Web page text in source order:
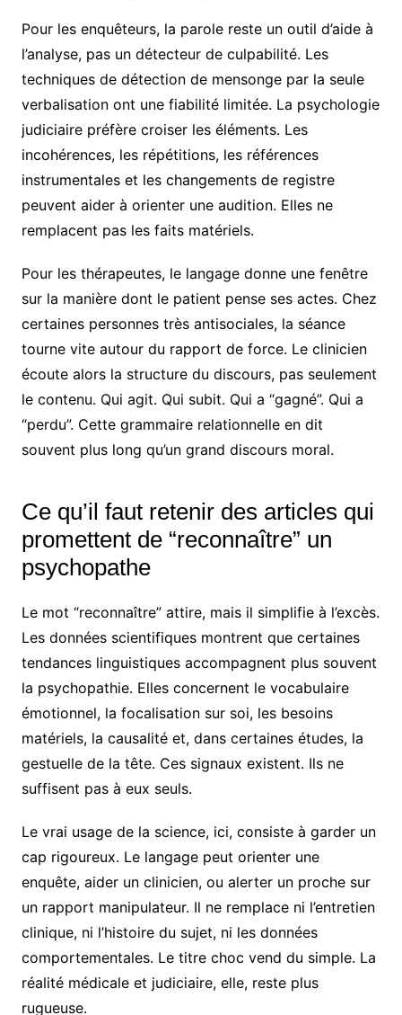
Pour les enquêteurs, la parole reste un outil d’aide à
l’analyse, pas un détecteur de culpabilité. Les
techniques de détection de mensonge par la seule
verbalisation ont une fiabilité limitée. La psychologie
judiciaire préfère croiser les éléments. Les
incohérences, les répétitions, les références
instrumentales et les changements de registre
peuvent aider à orienter une audition. Elles ne
remplacent pas les faits matériels.
Pour les thérapeutes, le langage donne une fenêtre
sur la manière dont le patient pense ses actes. Chez
certaines personnes très antisociales, la séance
tourne vite autour du rapport de force. Le clinicien
écoute alors la structure du discours, pas seulement
le contenu. Qui agit. Qui subit. Qui a “gagné”. Qui a
“perdu”. Cette grammaire relationnelle en dit
souvent plus long qu’un grand discours moral.
Ce qu’il faut retenir des articles qui
promettent de “reconnaître” un
psychopathe
Le mot “reconnaître” attire, mais il simplifie à l’excès.
Les données scientifiques montrent que certaines
tendances linguistiques accompagnent plus souvent
la psychopathie. Elles concernent le vocabulaire
émotionnel, la focalisation sur soi, les besoins
matériels, la causalité et, dans certaines études, la
gestuelle de la tête. Ces signaux existent. Ils ne
suffisent pas à eux seuls.
Le vrai usage de la science, ici, consiste à garder un
cap rigoureux. Le langage peut orienter une
enquête, aider un clinicien, ou alerter un proche sur
un rapport manipulateur. Il ne remplace ni l’entretien
clinique, ni l’histoire du sujet, ni les données
comportementales. Le titre choc vend du simple. La
réalité médicale et judiciaire, elle, reste plus
rugueuse.